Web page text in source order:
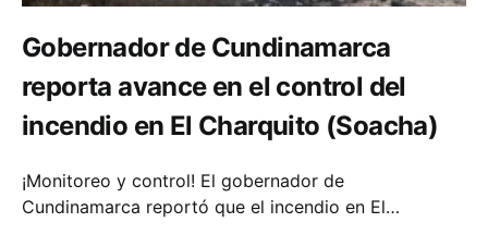
Gobernador de Cundinamarca
reporta avance en el control del
incendio en El Charquito (Soacha)
¡Monitoreo y control! El gobernador de
Cundinamarca reportó que el incendio en El…